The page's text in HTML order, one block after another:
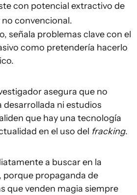
con potencial extractivo de
convencional.
señala problemas clave con el
como pretendería hacerlo
asegura que no
desarrollada ni estudios
que hay una tecnología
en el uso del fracking.
a buscar en la
propaganda de
que venden magia siempre